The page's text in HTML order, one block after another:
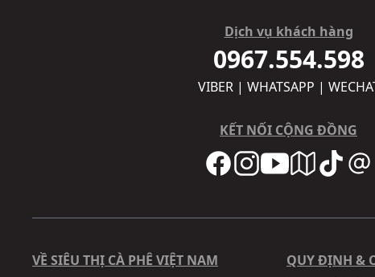
Dịch vụ khách hàng
0967.554.598
VIBER | WHATSAPP |
KẾT NỐI CỘNG ĐỒNG
VỀ SIÊU THỊ CÀ PHÊ VIỆT NAM QUY ĐỊNH &